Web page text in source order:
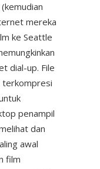
(kemudian
mereka
ke Seattle
dial-up. File
terkompresi
penampil
dan
awal
film